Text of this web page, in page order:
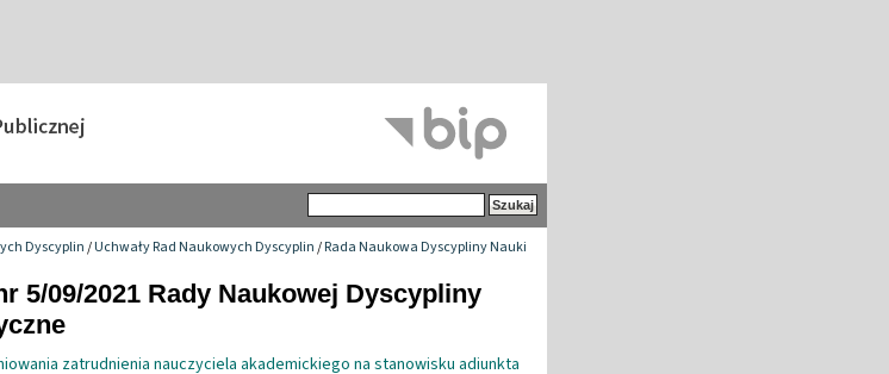
Dyscyplin/Uchwały Rad Naukowych Dyscyplin/Rada Naukowa Dyscypliny Nauki
5/09/2021 Rady Naukowej Dyscypliny
zatrudnienia nauczyciela akademickiego na stanowisku adiunkta